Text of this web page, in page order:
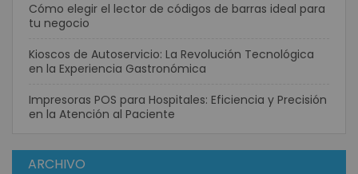
Cómo elegir el lector de códigos de barras ideal para
tu negocio
Kioscos de Autoservicio: La Revolución Tecnológica
en la Experiencia Gastronómica
Impresoras POS para Hospitales: Eficiencia y Precisión
en la Atención al Paciente
ARCHIVO